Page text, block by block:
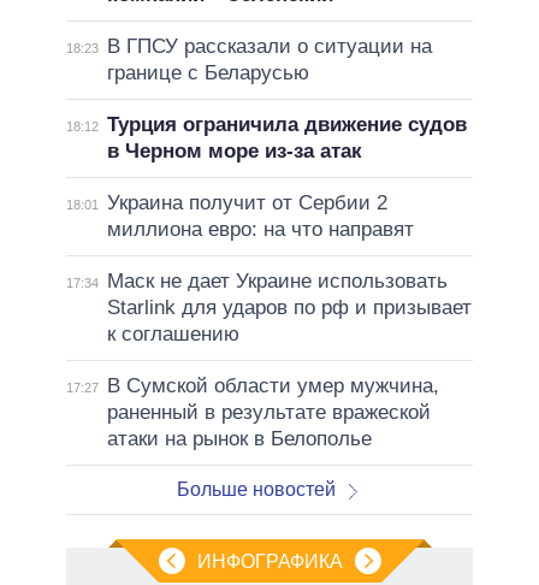
18:23
В ГПСУ рассказали о ситуации на
границе с Беларусью
18:12 Турция ограничила движение судов
в Черном море из-за атак
18:01 Украина получит от Сербии 2
миллиона евро: на что направят
17:34
Маск не дает Украине использовать
Starlink для ударов по рф и призывает
к соглашению
17:27
В Сумской области умер мужчина,
раненный в результате вражеской
атаки на рынок в Белополье
Больше новостей
ИНФОГРАФИКА